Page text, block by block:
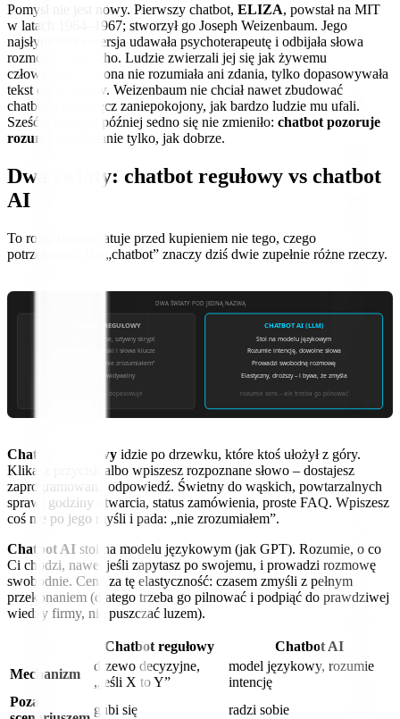
Pomysł nie jest nowy. Pierwszy chatbot, ELIZA, powstał na MIT
w latach 1964–1967; stworzył go Joseph Weizenbaum. Jego
najsłynniejsza wersja udawała psychoterapeutę i odbijała słowa
rozmówcy jak echo. Ludzie zwierzali jej się jak żywemu
człowiekowi – a ona nie rozumiała ani zdania, tylko dopasowywała
tekst do wzorców. Weizenbaum nie chciał nawet zbudować
chatbota; był wręcz zaniepokojony, jak bardzo ludzie mu ufali.
Sześćdziesiąt lat później sedno się nie zmieniło: chatbot pozoruje
rozumienie.
Pytanie tylko, jak dobrze.
Dwa światy: chatbot regułowy vs chatbot
AI
To rozróżnienie ratuje przed kupieniem nie tego, czego
potrzebujesz. Bo „chatbot” znaczy dziś dwie zupełnie różne rzeczy.
DWA ŚWIATY POD JEDNĄ NAZWĄ
CHATBOT REGUŁOWY
Drzewko decyzyjne, sztywny skrypt
Rozpoznaje przyciski i słowa klucze
Poza skryptem: „nie zrozumiałem”
Tani i przewidywalny
nie rozumie – dopasowuje
CHATBOT AI (LLM)
Stoi na modelu językowym
Rozumie intencję, dowolne słowa
Prowadzi swobodną rozmowę
Elastyczny, droższy – i bywa, że zmyśla
rozumie sens – ale trzeba go pilnować
Chatbot regułowy idzie po drzewku, które ktoś ułożył z góry.
Klikasz przycisk albo wpiszesz rozpoznane słowo – dostajesz
zaprogramowaną odpowiedź. Świetny do wąskich, powtarzalnych
spraw: godziny otwarcia, status zamówienia, proste FAQ. Wpiszesz
coś nie po jego myśli i pada: „nie zrozumiałem”.
Chatbot AI stoi na modelu językowym (jak GPT). Rozumie, o co
Ci chodzi, nawet jeśli zapytasz po swojemu, i prowadzi rozmowę
swobodnie. Cena za tę elastyczność: czasem zmyśli z pełnym
przekonaniem (dlatego trzeba go pilnować i podpiąć do prawdziwej
wiedzy firmy, nie puszczać luzem).
Chatbot regułowy
Chatbot AI
Mechanizm
drzewo decyzyjne,
„jeśli X to Y”
model językowy, rozumie
intencję
Poza
gubi się radzi sobie